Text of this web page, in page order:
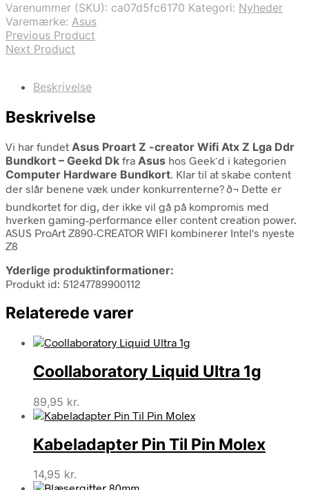
Varenummer (SKU): ca07d5fc6170 Kategori: Nyheder
Varemærke: Asus
Previous Product
Next Product
Beskrivelse
Beskrivelse
Vi har fundet Asus Proart Z -creator Wifi Atx Z Lga Ddr
Bundkort – Geekd Dk fra Asus hos Geek´d i kategorien
Computer Hardware Bundkort. Klar til at skabe content
der slår benene væk under konkurrenterne? ð¬ Dette er
bundkortet for dig, der ikke vil gå på kompromis med
hverken gaming-performance eller content creation power.
ASUS ProArt Z890-CREATOR WIFI kombinerer Intel's nyeste
Z8
Yderlige produktinformationer:
Produkt id: 51247789900112
Relaterede varer
Coollaboratory Liquid Ultra 1g
89,95 kr.
Kabeladapter Pin Til Pin Molex
14,95 kr.